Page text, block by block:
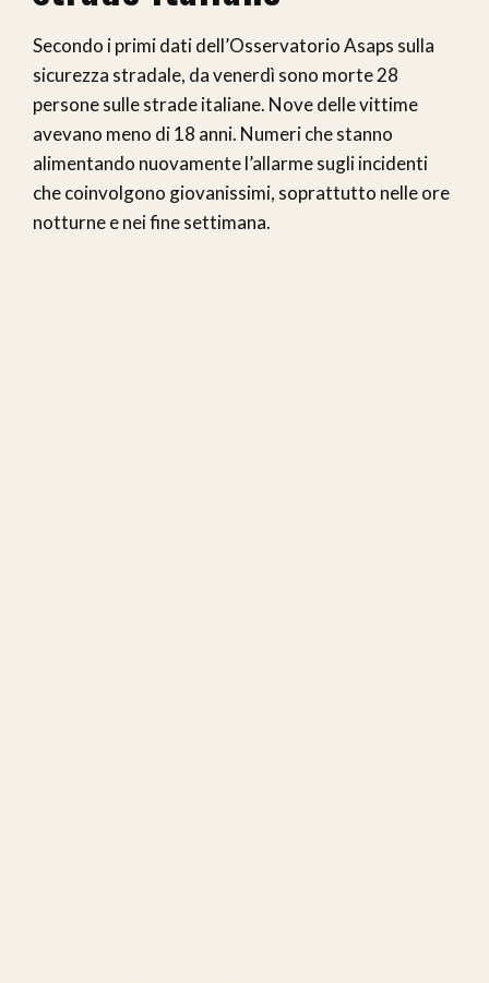
Secondo i primi dati dell’Osservatorio Asaps sulla
sicurezza stradale, da venerdì sono morte 28
persone sulle strade italiane. Nove delle vittime
avevano meno di 18 anni. Numeri che stanno
alimentando nuovamente l’allarme sugli incidenti
che coinvolgono giovanissimi, soprattutto nelle ore
notturne e nei fine settimana.